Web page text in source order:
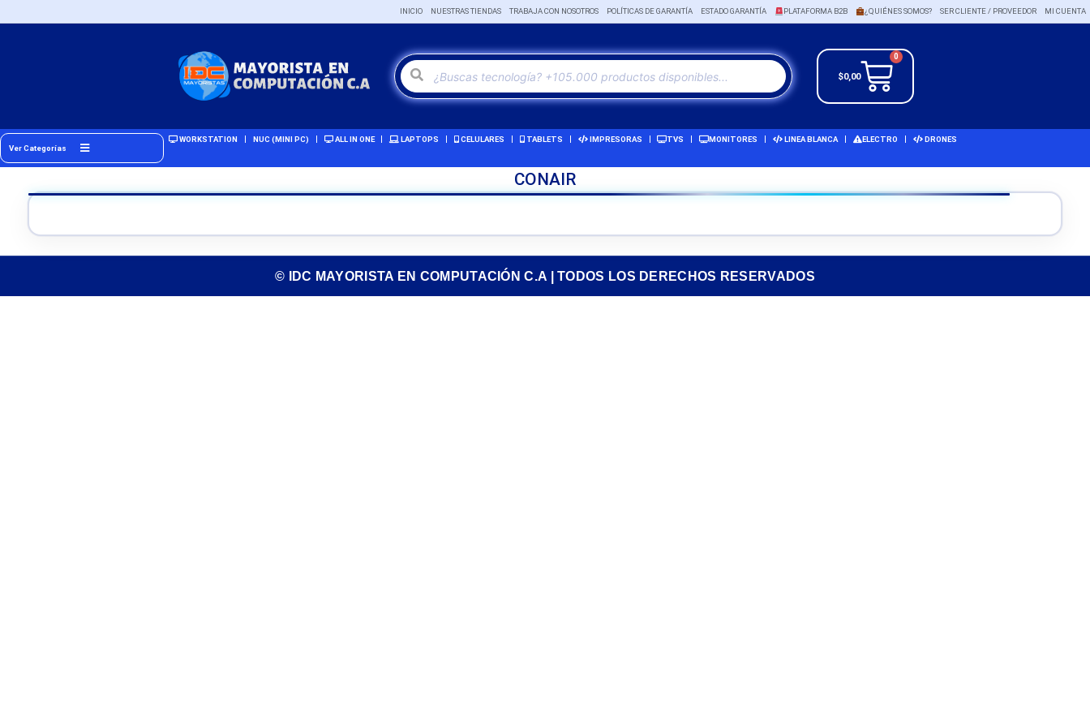
INICIO NUESTRAS TIENDAS TRABAJA CON NOSOTROS POLÍTICAS DE GARANTÍA ESTADO GARANTÍA PLATAFORMA B2B ¿QUIÉNES SOMOS? SER CLIENTE / PROVEEDOR MI CUENTA
$0,00
0
Ver Categorías
WORKSTATION NUC (MINI PC) ALL IN ONE LAPTOPS CELULARES TABLETS IMPRESORAS TVS MONITORES LINEA BLANCA ELECTRO DRONES
CONAIR
© IDC MAYORISTA EN COMPUTACIÓN C.A | TODOS LOS DERECHOS RESERVADOS